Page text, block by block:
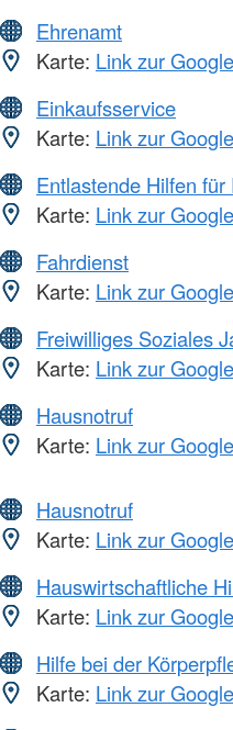
Ehrenamt
Karte: Link zur
Einkaufsservice
Karte: Link zur
Entlastende Hilfen für
Karte: Link zur
Fahrdienst
Karte: Link zur
Freiwilliges Soziales
Karte: Link zur
Hausnotruf
Karte: Link zur
Hausnotruf
Karte: Link zur
Hauswirtschaftliche
Karte: Link zur
Hilfe bei der
Karte: Link zur